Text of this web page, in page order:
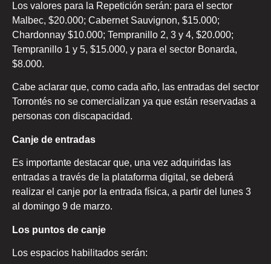
Los valores para la Repetición serán: para el sector
Malbec, $20.000; Cabernet Sauvignon, $15.000;
Chardonnay $10.000; Tempranillo 2, 3 y 4, $20.000;
Tempranillo 1 y 5, $15.000, y para el sector Bonarda,
$8.000.
Cabe aclarar que, como cada año, las entradas del sector
Torrontés no se comercializan ya que están reservadas a
personas con discapacidad.
Canje de entradas
Es importante destacar que, una vez adquiridas las
entradas a través de la plataforma digital, se deberá
realizar el canje por la entrada física, a partir del lunes 3
al domingo 9 de marzo.
Los puntos de canje
Los espacios habilitados serán: